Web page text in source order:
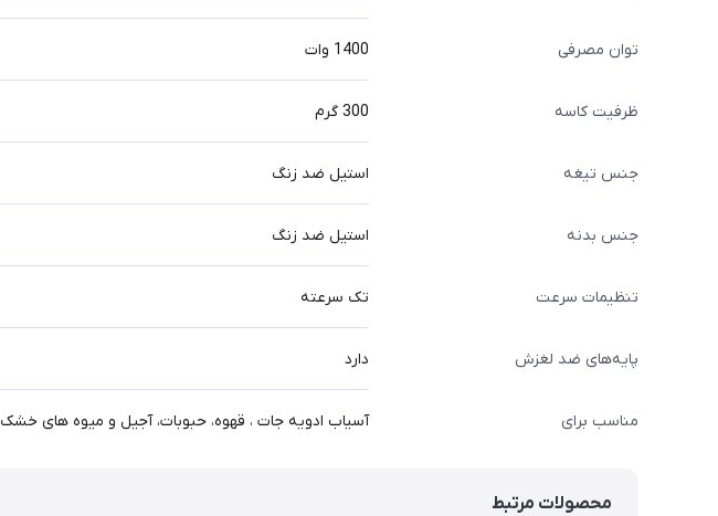
توان مصرفی 1400 وات
ظرفیت کاسه 300 گرم
جنس تیغه استیل ضد زنگ
جنس بدنه استیل ضد زنگ
تنظیمات سرعت تک سرعته
پایه‌های ضد لغزش دارد
مناسب برای آسیاب ادویه جات ، قهوه، حبوبات، آجیل و میوه های خشک
محصولات مرتبط